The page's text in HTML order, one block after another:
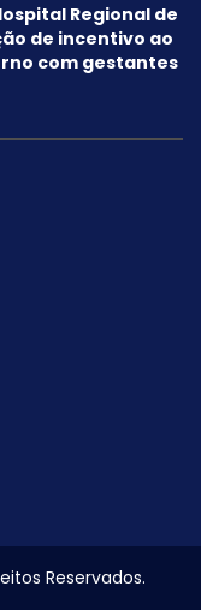
Regional de
de incentivo ao
com gestantes
Reservados.